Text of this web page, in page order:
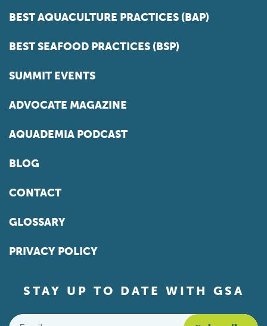
BEST AQUACULTURE PRACTICES (BAP)
BEST SEAFOOD PRACTICES (BSP)
SUMMIT EVENTS
ADVOCATE MAGAZINE
AQUADEMIA PODCAST
BLOG
CONTACT
GLOSSARY
PRIVACY POLICY
STAY UP TO DATE WITH GSA
Email